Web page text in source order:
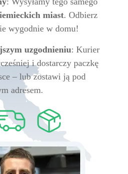
miast. Odbierz
wygodnie w domu!
uzgodnieniu: Kurier
i dostarczy paczkę
– lub zostawi ją pod
adresem.